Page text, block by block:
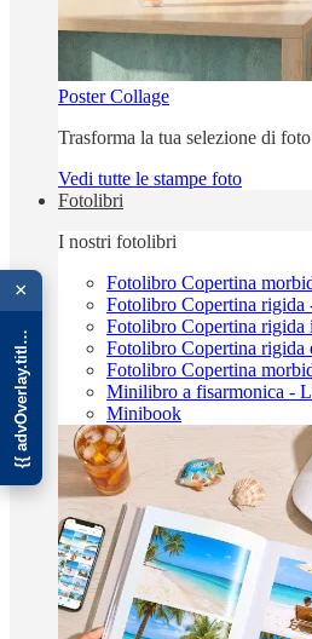
Poster Collage
Trasforma la tua selezione di
Vedi tutte le stampe foto
Fotolibri
I nostri fotolibri
Fotolibro Copertina
Fotolibro Copertina rigida
Fotolibro Copertina rigida
Fotolibro Copertina rigida
Fotolibro Copertina
Minilibro a fisarmonica -
Minibook
×
{{ advOverlay.title || 'Promo' }}